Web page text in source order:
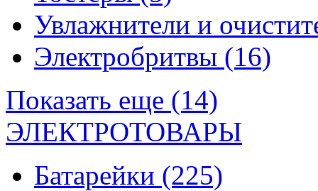
Увлажнители и
Электробритвы (16)
Показать еще (14)
ЭЛЕКТРОТОВАРЫ
Батарейки (225)